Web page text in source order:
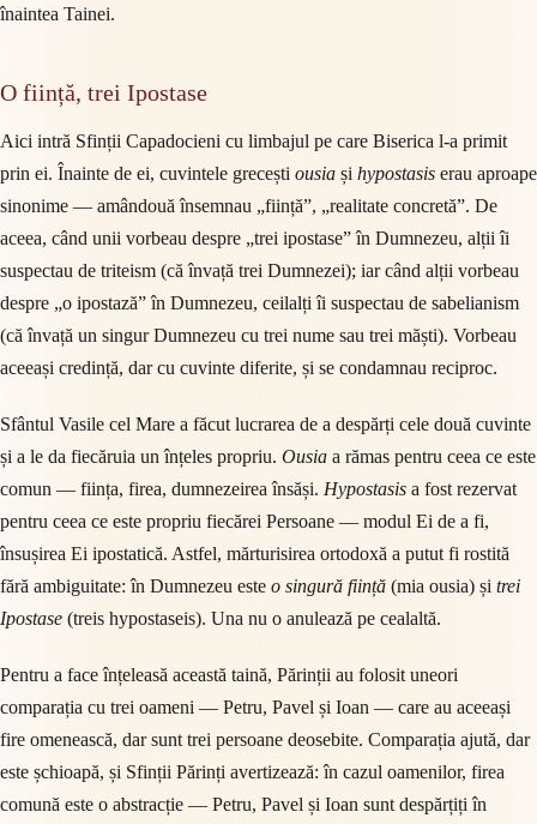
înaintea Tainei.
O ființă, trei Ipostase
Aici intră Sfinții Capadocieni cu limbajul pe care Biserica l-a primit
prin ei. Înainte de ei, cuvintele grecești ousia și hypostasis erau aproape
sinonime — amândouă însemnau „ființă”, „realitate concretă”. De
aceea, când unii vorbeau despre „trei ipostase” în Dumnezeu, alții îi
suspectau de triteism (că învață trei Dumnezei); iar când alții vorbeau
despre „o ipostază” în Dumnezeu, ceilalți îi suspectau de sabelianism
(că învață un singur Dumnezeu cu trei nume sau trei măști). Vorbeau
aceeași credință, dar cu cuvinte diferite, și se condamnau reciproc.
Sfântul Vasile cel Mare a făcut lucrarea de a despărți cele două cuvinte
și a le da fiecăruia un înțeles propriu. Ousia a rămas pentru ceea ce este
comun — ființa, firea, dumnezeirea însăși. Hypostasis a fost rezervat
pentru ceea ce este propriu fiecărei Persoane — modul Ei de a fi,
însușirea Ei ipostatică. Astfel, mărturisirea ortodoxă a putut fi rostită
fără ambiguitate: în Dumnezeu este o singură ființă (mia ousia) și trei
Ipostase (treis hypostaseis). Una nu o anulează pe cealaltă.
Pentru a face înțeleasă această taină, Părinții au folosit uneori
comparația cu trei oameni — Petru, Pavel și Ioan — care au aceeași
fire omenească, dar sunt trei persoane deosebite. Comparația ajută, dar
este șchioapă, și Sfinții Părinți avertizează: în cazul oamenilor, firea
comună este o abstracție — Petru, Pavel și Ioan sunt despărțiți în